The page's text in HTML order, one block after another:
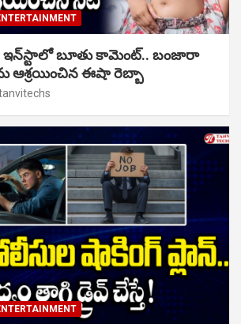
: ఇన్‌స్టాలో బూతు కామెంట్.. బంజారా
ఆశ్రయించిన ఈషా రెబ్బా